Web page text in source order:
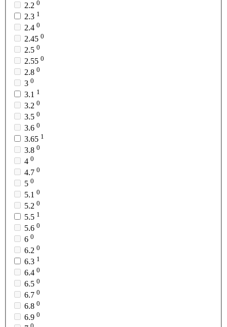
2.2 0
2.3 1
2.4 0
2.45 0
2.5 0
2.55 0
2.8 0
3 0
3.1 1
3.2 0
3.5 0
3.6 0
3.65 1
3.8 0
4 0
4.7 0
5 0
5.1 0
5.2 0
5.5 1
5.6 0
6 0
6.2 0
6.3 1
6.4 0
6.5 0
6.7 0
6.8 0
6.9 0